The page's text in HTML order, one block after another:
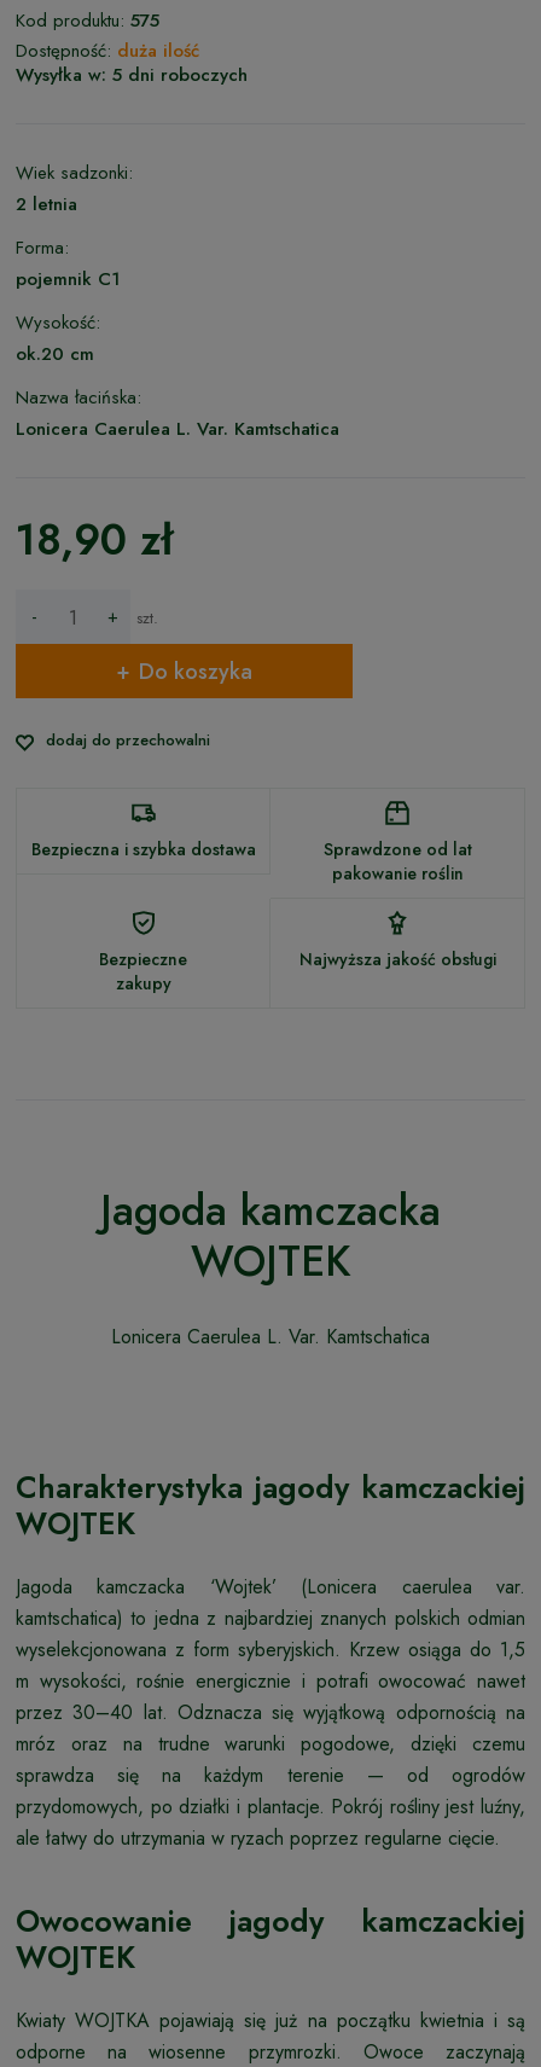
Kod produktu: 575
Dostępność: duża ilość
Wysyłka w: 5 dni roboczych
Wiek sadzonki:
2 letnia
Forma:
pojemnik C1
Wysokość:
ok.20 cm
Nazwa łacińska:
Lonicera Caerulea L. Var. Kamtschatica
18,90 zł
- + szt.
Do koszyka
dodaj do przechowalni
Bezpieczna i szybka dostawa
Sprawdzone od lat
pakowanie roślin
Bezpieczne
zakupy
Najwyższa jakość obsługi
Jagoda kamczacka
WOJTEK
Lonicera Caerulea L. Var. Kamtschatica
Charakterystyka jagody kamczackiej
WOJTEK
Jagoda kamczacka ‘Wojtek’ (Lonicera caerulea var.
kamtschatica) to jedna z najbardziej znanych polskich odmian
wyselekcjonowana z form syberyjskich. Krzew osiąga do 1,5
m wysokości, rośnie energicznie i potrafi owocować nawet
przez 30–40 lat. Odznacza się wyjątkową odpornością na
mróz oraz na trudne warunki pogodowe, dzięki czemu
sprawdza się na każdym terenie — od ogrodów
przydomowych, po działki i plantacje. Pokrój rośliny jest luźny,
ale łatwy do utrzymania w ryzach poprzez regularne cięcie.
Owocowanie jagody kamczackiej
WOJTEK
Kwiaty WOJTKA pojawiają się już na początku kwietnia i są
odporne na wiosenne przymrozki. Owoce zaczynają